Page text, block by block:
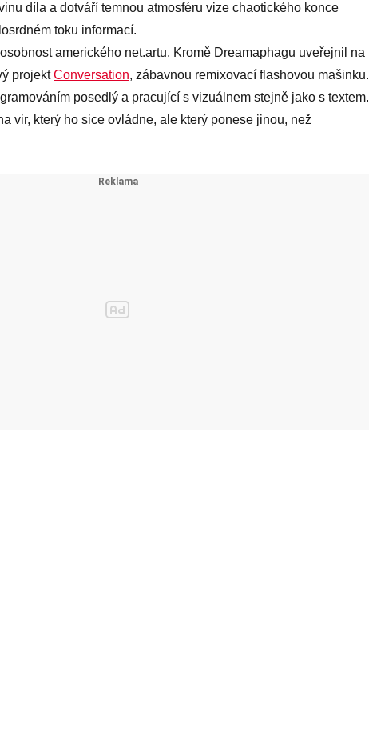
díla a dotváří temnou atmosféru vize chaotického konce
toku informací.
amerického net.artu. Kromě Dreamaphagu uveřejnil na
projektConversation, zábavnou remixovací flashovou mašinku.
posedlý a pracující s vizuálnem stejně jako s textem.
vir, který ho sice ovládne, ale který ponese jinou, než